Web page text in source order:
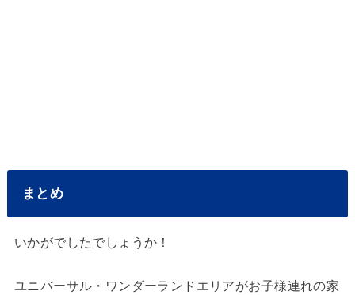
まとめ
いかがでしたでしょうか！
ユニバーサル・ワンダーランドエリアがお子様連れの家